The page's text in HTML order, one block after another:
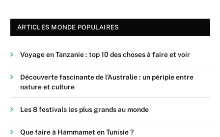
ARTICLES MONDE POPULAIRES
Voyage en Tanzanie : top 10 des choses à faire et voir
Découverte fascinante de l’Australie : un périple entre
nature et culture
Les 8 festivals les plus grands au monde
Que faire à Hammamet en Tunisie ?